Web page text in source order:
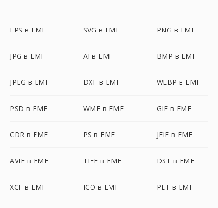
EPS в EMF SVG в EMF PNG в EMF
JPG в EMF AI в EMF BMP в EMF
JPEG в EMF DXF в EMF WEBP в EMF
PSD в EMF WMF в EMF GIF в EMF
CDR в EMF PS в EMF JFIF в EMF
AVIF в EMF TIFF в EMF DST в EMF
XCF в EMF ICO в EMF PLT в EMF